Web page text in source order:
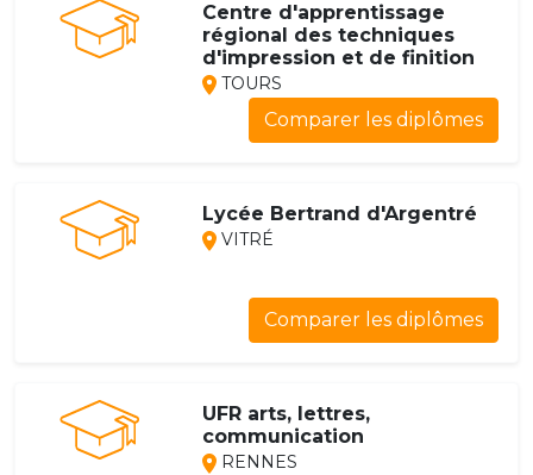
Centre d'apprentissage
régional des techniques
d'impression et de finition
TOURS
Comparer les diplômes
Lycée Bertrand d'Argentré
VITRÉ
Comparer les diplômes
UFR arts, lettres,
communication
RENNES